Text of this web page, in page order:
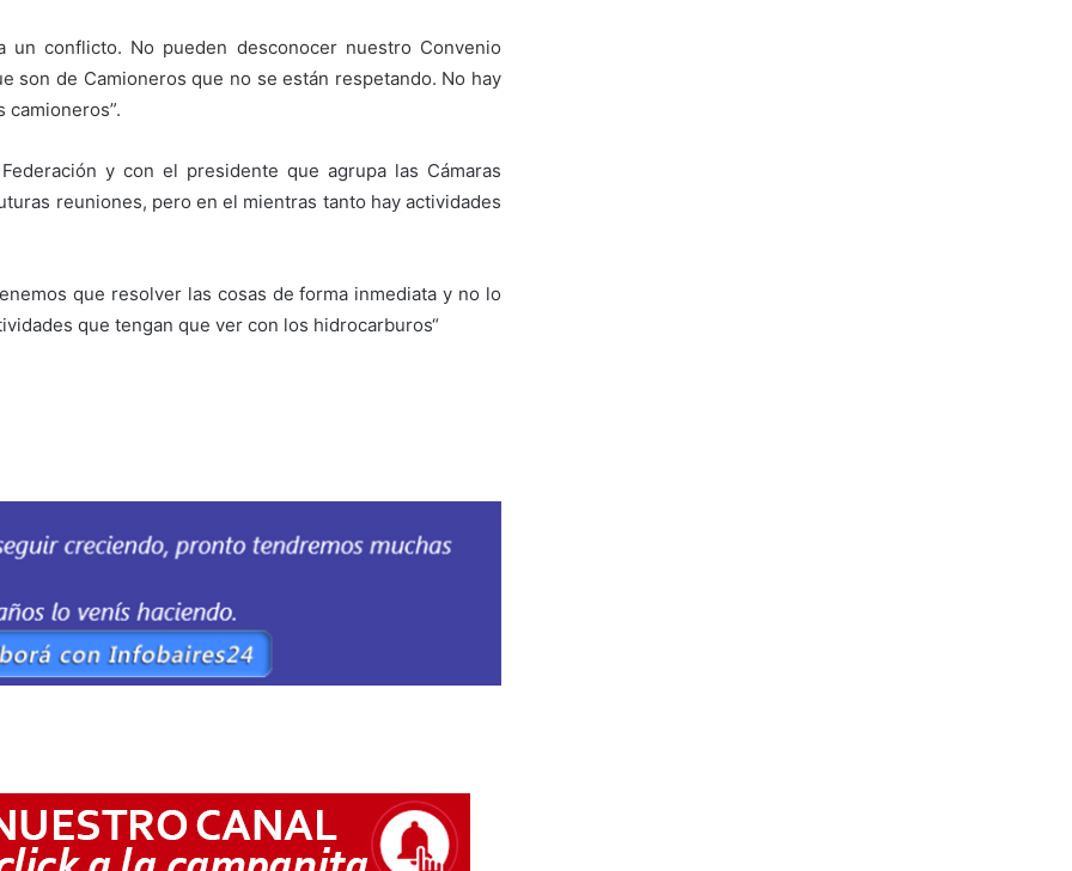
un conflicto. No pueden desconocer nuestro Convenio
son de Camioneros que no se están respetando. No hay
camioneros”.
y con el presidente que agrupa las Cámaras
reuniones, pero en el mientras tanto hay actividades
que resolver las cosas de forma inmediata y no lo
que tengan que ver con los hidrocarburos“